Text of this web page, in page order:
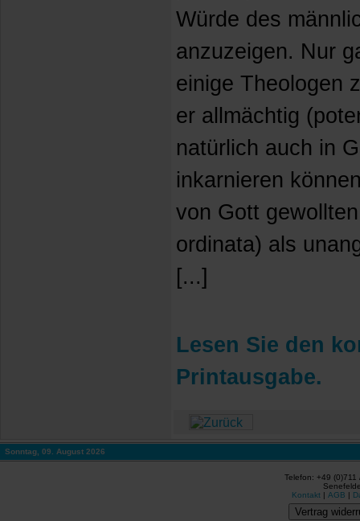
Würde des
anzuzeigen. Nur
einige Theologen
er allmächtig
natürlich auch in
inkarnieren
von Gott
ordinata) als
[...]
Lesen Sie den
Printausgabe.
Sonntag, 09. August 2026
Telefon: +49
Kontakt | AGB |
Vertrag